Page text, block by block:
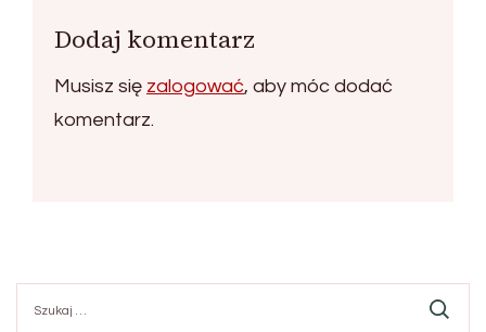
Dodaj komentarz
Musisz się zalogować, aby móc dodać
komentarz.